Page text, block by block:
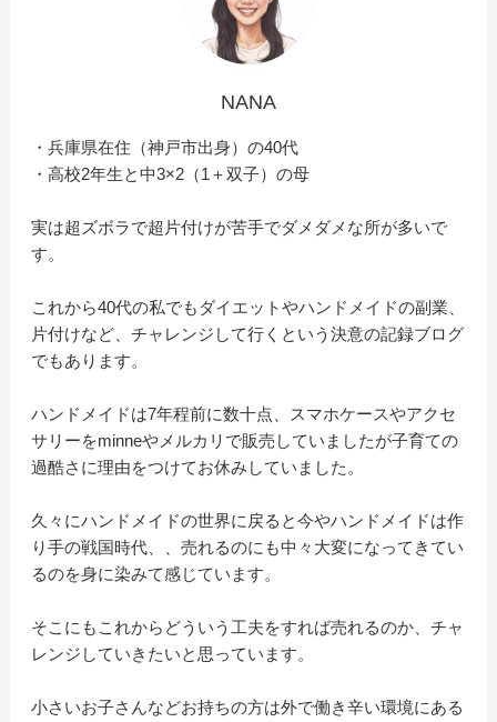
NANA
・兵庫県在住（神戸市出身）の40代
・高校2年生と中3×2（1＋双子）の母
実は超ズボラで超片付けが苦手でダメダメな所が多いで
す。
これから40代の私でもダイエットやハンドメイドの副業、
片付けなど、チャレンジして行くという決意の記録ブログ
でもあります。
ハンドメイドは7年程前に数十点、スマホケースやアクセ
サリーをminneやメルカリで販売していましたが子育ての
過酷さに理由をつけてお休みしていました。
久々にハンドメイドの世界に戻ると今やハンドメイドは作
り手の戦国時代、、売れるのにも中々大変になってきてい
るのを身に染みて感じています。
そこにもこれからどういう工夫をすれば売れるのか、チャ
レンジしていきたいと思っています。
小さいお子さんなどお持ちの方は外で働き辛い環境にある